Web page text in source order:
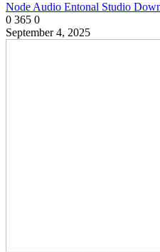
Node Audio Entonal Studio
0 365 0
September 4, 2025